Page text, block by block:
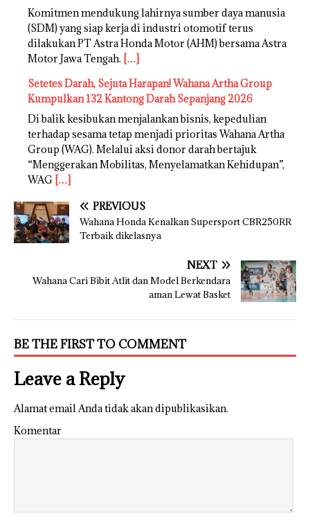
Komitmen mendukung lahirnya sumber daya manusia
(SDM) yang siap kerja di industri otomotif terus
dilakukan PT Astra Honda Motor (AHM) bersama Astra
Motor Jawa Tengah. […]
Setetes Darah, Sejuta Harapan! Wahana Artha Group
Kumpulkan 132 Kantong Darah Sepanjang 2026
Di balik kesibukan menjalankan bisnis, kepedulian
terhadap sesama tetap menjadi prioritas Wahana Artha
Group (WAG). Melalui aksi donor darah bertajuk
“Menggerakan Mobilitas, Menyelamatkan Kehidupan”,
WAG […]
PREVIOUS
Wahana Honda Kenalkan Supersport CBR250RR
Terbaik dikelasnya
NEXT
Wahana Cari Bibit Atlit dan Model Berkendara
aman Lewat Basket
BE THE FIRST TO COMMENT
Leave a Reply
Alamat email Anda tidak akan dipublikasikan.
Komentar